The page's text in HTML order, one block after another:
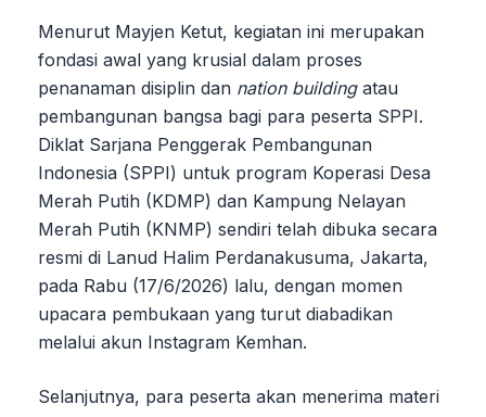
Menurut Mayjen Ketut, kegiatan ini merupakan
fondasi awal yang krusial dalam proses
penanaman disiplin dan nation buildingatau
pembangunan bangsa bagi para peserta SPPI.
Diklat Sarjana Penggerak Pembangunan
Indonesia (SPPI) untuk program Koperasi Desa
Merah Putih (KDMP) dan Kampung Nelayan
Merah Putih (KNMP) sendiri telah dibuka secara
resmi di Lanud Halim Perdanakusuma, Jakarta,
pada Rabu (17/6/2026) lalu, dengan momen
upacara pembukaan yang turut diabadikan
melalui akun Instagram Kemhan.
Selanjutnya, para peserta akan menerima materi